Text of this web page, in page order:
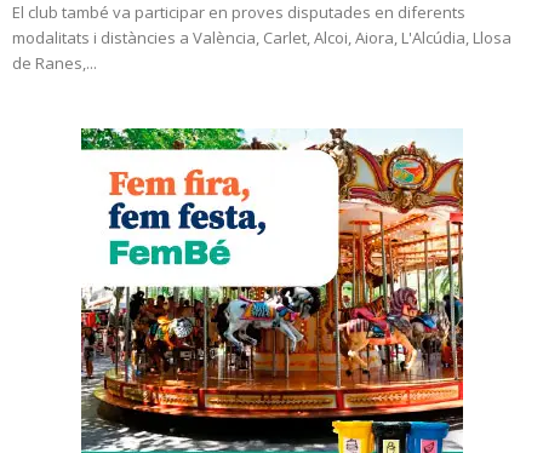
El club també va participar en proves disputades en diferents
modalitats i distàncies a València, Carlet, Alcoi, Aiora, L'Alcúdia, Llosa
de Ranes,...